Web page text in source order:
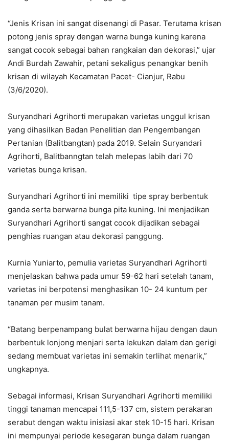
“Jenis Krisan ini sangat disenangi di Pasar. Terutama krisan
potong jenis spray dengan warna bunga kuning karena
sangat cocok sebagai bahan rangkaian dan dekorasi,” ujar
Andi Burdah Zawahir, petani sekaligus penangkar benih
krisan di wilayah Kecamatan Pacet- Cianjur, Rabu
(3/6/2020).
Suryandhari Agrihorti merupakan varietas unggul krisan
yang dihasilkan Badan Penelitian dan Pengembangan
Pertanian (Balitbangtan) pada 2019. Selain Suryandari
Agrihorti, Balitbanngtan telah melepas labih dari 70
varietas bunga krisan.
Suryandhari Agrihorti ini memiliki tipe spray berbentuk
ganda serta berwarna bunga pita kuning. Ini menjadikan
Suryandhari Agrihorti sangat cocok dijadikan sebagai
penghias ruangan atau dekorasi panggung.
Kurnia Yuniarto, pemulia varietas Suryandhari Agrihorti
menjelaskan bahwa pada umur 59-62 hari setelah tanam,
varietas ini berpotensi menghasikan 10- 24 kuntum per
tanaman per musim tanam.
“Batang berpenampang bulat berwarna hijau dengan daun
berbentuk lonjong menjari serta lekukan dalam dan gerigi
sedang membuat varietas ini semakin terlihat menarik,”
ungkapnya.
Sebagai informasi, Krisan Suryandhari Agrihorti memiliki
tinggi tanaman mencapai 111,5-137 cm, sistem perakaran
serabut dengan waktu inisiasi akar stek 10-15 hari. Krisan
ini mempunyai periode kesegaran bunga dalam ruangan